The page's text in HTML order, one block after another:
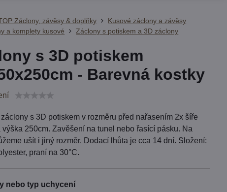
Záclony, závěsy & doplňky
Kusové záclony a závěsy
a komplety kusové
Záclony s potiskem a 3D záclony
s 3D potiskem
- Barevná kostky
s 3D potiskem v rozměru před nařasením 2x šíře
výška 250cm. Zavěšení na tunel nebo řasící pásku. Na
ušít i jiný rozměr. Dodací lhůta je cca 14 dní. Složení:
praní na 30°C.
nebo typ uchycení